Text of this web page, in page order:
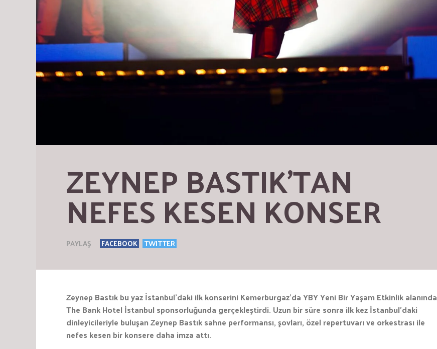
ZEYNEP BASTIK’TAN
NEFES KESEN KONSER
PAYLAŞ FACEBOOK TWITTER
Zeynep Bastık bu yaz İstanbul’daki ilk konserini Kemerburgaz’da YBY Yeni Bir Yaşam Etkinlik alanında
The Bank Hotel İstanbul sponsorluğunda gerçekleştirdi. Uzun bir süre sonra ilk kez İstanbul’daki
dinleyicileriyle buluşan Zeynep Bastık sahne performansı, şovları, özel repertuvarı ve orkestrası ile
nefes kesen bir konsere daha imza attı.